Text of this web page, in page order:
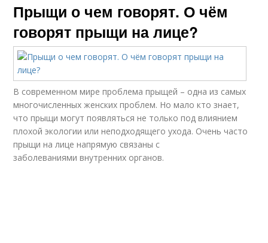
Прыщи о чем говорят. О чём
говорят прыщи на лице?
В современном мире проблема прыщей – одна из самых
многочисленных женских проблем. Но мало кто знает,
что прыщи могут появляться не только под влиянием
плохой экологии или неподходящего ухода. Очень часто
прыщи на лице напрямую связаны с
заболеваниями внутренних органов.